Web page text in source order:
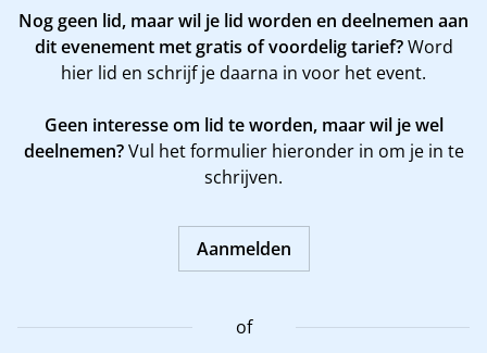
Nog geen lid, maar wil je lid worden en deelnemen aan
dit evenement met gratis of voordelig tarief?Word
hier lid en schrijf je daarna in voor het event.
Geen interesse om lid te worden, maar wil je wel
deelnemen?Vul het formulier hieronder in om je in te
schrijven.
Aanmelden
of